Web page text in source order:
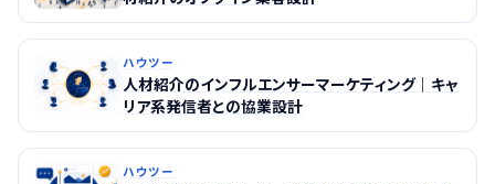
ハウツー
人材紹介のインフルエンサーマーケティング｜キャ
リア系発信者との協業設計
ハウツー